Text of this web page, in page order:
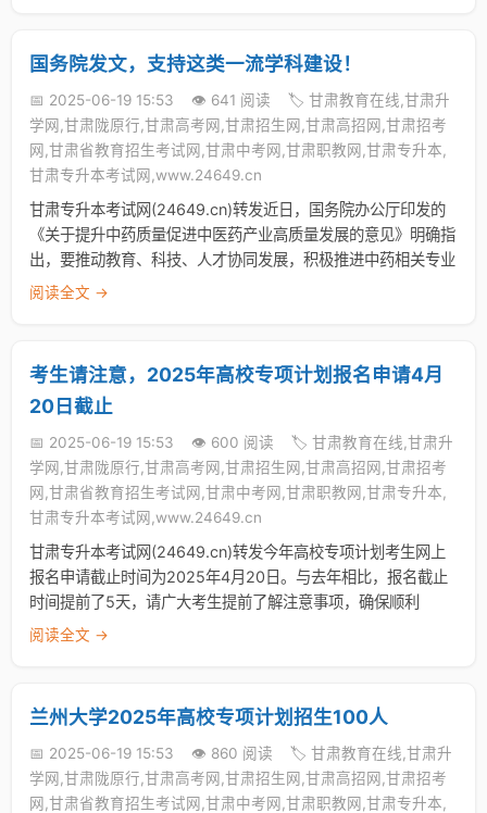
国务院发文，支持这类一流学科建设！
📅 2025-06-19 15:53 👁️ 641 阅读
🏷️ 甘肃教育在线,甘肃升
学网,甘肃陇原行,甘肃高考网,甘肃招生网,甘肃高招网,甘肃招考
网,甘肃省教育招生考试网,甘肃中考网,甘肃职教网,甘肃专升本,
甘肃专升本考试网,www.24649.cn
甘肃专升本考试网(24649.cn)转发近日，国务院办公厅印发的
《关于提升中药质量促进中医药产业高质量发展的意见》明确指
出，要推动教育、科技、人才协同发展，积极推进中药相关专业
阅读全文 →
考生请注意，2025年高校专项计划报名申请4月
20日截止
📅 2025-06-19 15:53 👁️ 600 阅读
🏷️ 甘肃教育在线,甘肃升
学网,甘肃陇原行,甘肃高考网,甘肃招生网,甘肃高招网,甘肃招考
网,甘肃省教育招生考试网,甘肃中考网,甘肃职教网,甘肃专升本,
甘肃专升本考试网,www.24649.cn
甘肃专升本考试网(24649.cn)转发今年高校专项计划考生网上
报名申请截止时间为2025年4月20日。与去年相比，报名截止
时间提前了5天，请广大考生提前了解注意事项，确保顺利
阅读全文 →
兰州大学2025年高校专项计划招生100人
📅 2025-06-19 15:53 👁️ 860 阅读
🏷️ 甘肃教育在线,甘肃升
学网,甘肃陇原行,甘肃高考网,甘肃招生网,甘肃高招网,甘肃招考
网,甘肃省教育招生考试网,甘肃中考网,甘肃职教网,甘肃专升本,